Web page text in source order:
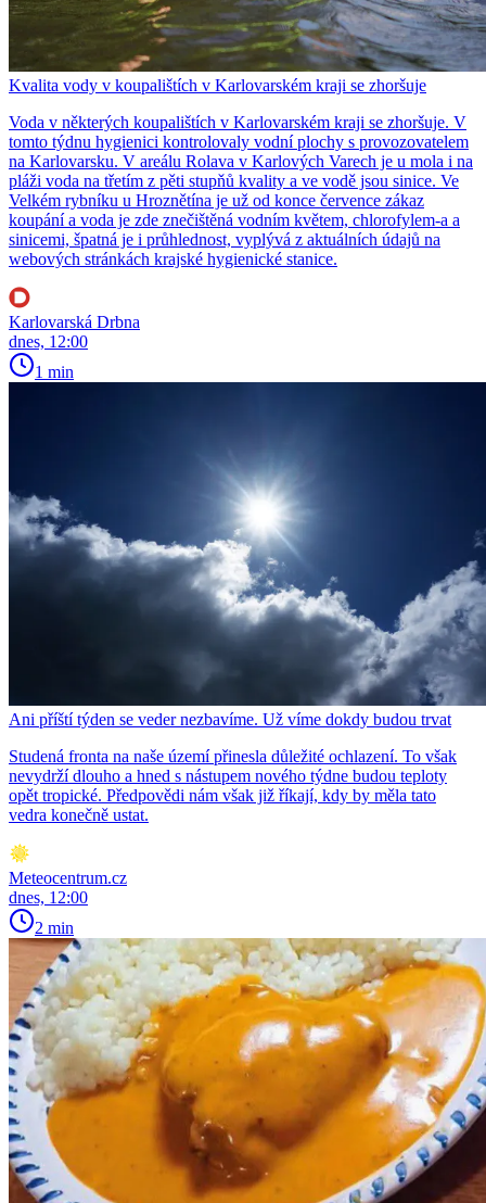
Kvalita vody v koupalištích v Karlovarském kraji se zhoršuje
Voda v některých koupalištích v Karlovarském kraji se zhoršuje. V
tomto týdnu hygienici kontrolovaly vodní plochy s provozovatelem
na Karlovarsku. V areálu Rolava v Karlových Varech je u mola i na
pláži voda na třetím z pěti stupňů kvality a ve vodě jsou sinice. Ve
Velkém rybníku u Hroznětína je už od konce července zákaz
koupání a voda je zde znečištěná vodním květem, chlorofylem-a a
sinicemi, špatná je i průhlednost, vyplývá z aktuálních údajů na
webových stránkách krajské hygienické stanice.
Karlovarská Drbna
dnes, 12:00
1 min
Ani příští týden se veder nezbavíme. Už víme dokdy budou trvat
Studená fronta na naše území přinesla důležité ochlazení. To však
nevydrží dlouho a hned s nástupem nového týdne budou teploty
opět tropické. Předpovědi nám však již říkají, kdy by měla tato
vedra konečně ustat.
Meteocentrum.cz
dnes, 12:00
2 min